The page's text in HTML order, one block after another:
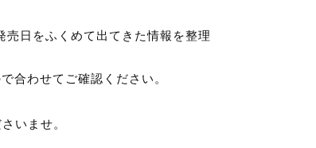
日をふくめて出てきた情報を整理
合わせてご確認ください。
いませ。